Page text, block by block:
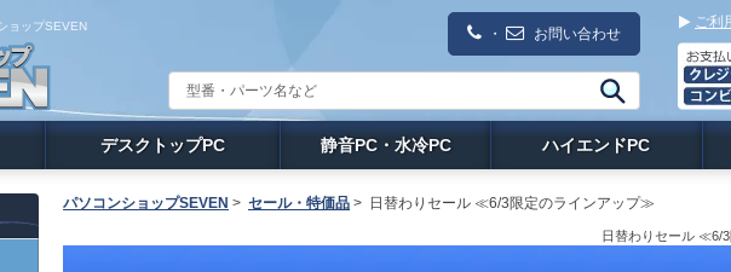
ョップSEVEN ・ お問い合わせ
ご利
デスクトップPC 静音PC・水冷PC ハイエンドPC
パソコンショップSEVEN > セール・特価品 > 日替わりセール ≪6/3限定のラインアップ≫
日替わりセール ≪6/